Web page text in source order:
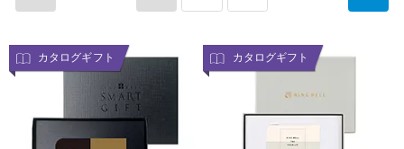
カタログギフト カタログギフト